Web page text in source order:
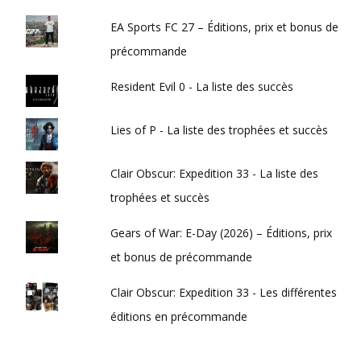
EA Sports FC 27 – Éditions, prix et bonus de
précommande
Resident Evil 0 - La liste des succès
Lies of P - La liste des trophées et succès
Clair Obscur: Expedition 33 - La liste des
trophées et succès
Gears of War: E-Day (2026) – Éditions, prix
et bonus de précommande
Clair Obscur: Expedition 33 - Les différentes
éditions en précommande